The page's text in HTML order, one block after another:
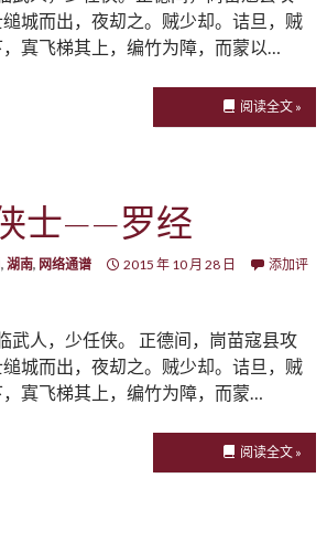
城而出，夜刧之。贼少却。诘旦，贼
寘飞梯其上，编竹为障，而蒙以…
阅读全文 »
士——罗经
, 湖南, 网络通谱 2015 年 10 月 28 日
添加评
人，少任侠。 正德间，峝苗寇县攻
城而出，夜刧之。贼少却。诘旦，贼
寘飞梯其上，编竹为障，而蒙…
阅读全文 »